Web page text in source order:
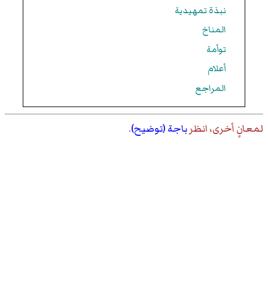
نبذة تمهيدية
المناخ
توأمة
أعلام
المراجع
لمعانٍ أخرى، انظرباجة (توضيح).